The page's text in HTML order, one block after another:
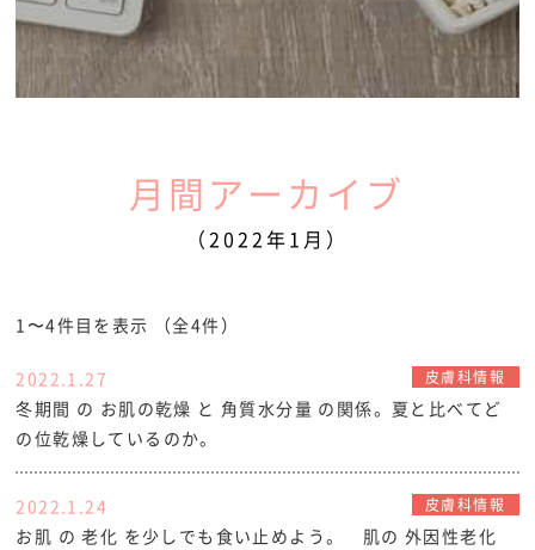
月間アーカイブ
（2022年1月）
1〜4件目を表示 （全4件）
2022.1.27 皮膚科情報
冬期間 の お肌の乾燥 と 角質水分量 の関係。夏と比べてど
の位乾燥しているのか。
2022.1.24 皮膚科情報
お肌 の 老化 を少しでも食い止めよう。 肌の 外因性老化